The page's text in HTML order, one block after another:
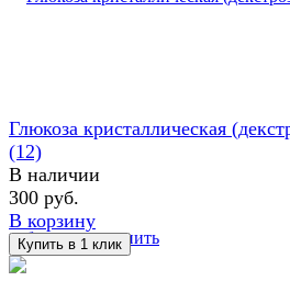
избранное сравнить
Глюкоза кристаллическая
(12)
В наличии
300 руб.
В корзину